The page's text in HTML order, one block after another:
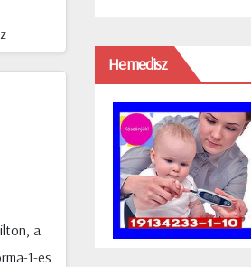
a
1-es
Hemedisz